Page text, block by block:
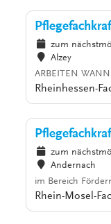
zum
Alzey
ARBEITEN
Rheinhessen-
zum
Andernach
im Bereich
Rhein-Mosel-